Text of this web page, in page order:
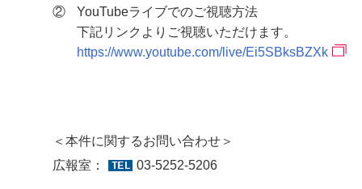
②
YouTubeライブでのご視聴方法
下記リンクよりご視聴いただけます。
https://www.youtube.com/live/Ei5SBksBZXk
＜本件に関するお問い合わせ＞
広報室：
03-5252-5206